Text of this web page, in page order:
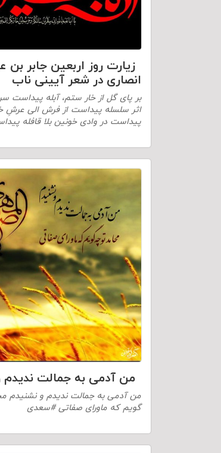
زیارت روز اربعین جابر بن
انصارى در شعر آیینی ناب
بر پای گل از خار ستم، آبله پیداست
اثر سلسله پیداست از فرش الی عرشِ
پیداست در وادی خونین بلا قافله
من آدمی به جمالت ندیدم
من آدمی به جمالت ندیدم و نشنیدم
گویم که ماورای صفاتی #سعدی